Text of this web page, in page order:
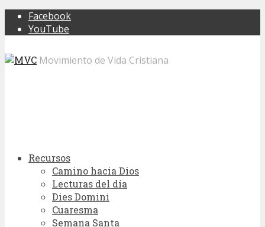
Facebook
YouTube
Movimiento de Vida Cristiana
Recursos
Camino hacia Dios
Lecturas del día
Dies Domini
Cuaresma
Semana Santa